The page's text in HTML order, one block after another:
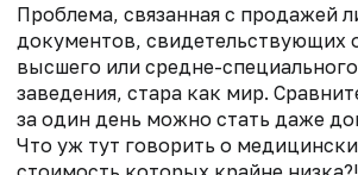
Проблема, связанная с продажей
документов, свидетельствующих
высшего или средне-
заведения, стара как мир.
за один день можно стать даже
Что уж тут говорить о